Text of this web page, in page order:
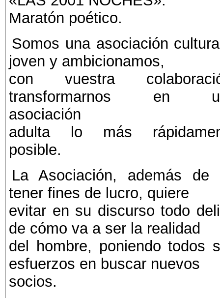
Maratón poético.
Somos una asociación
joven y ambicionamos,
con vuestra
transformarnos en
asociación
adulta lo más
posible.
La Asociación, además de
tener fines de lucro, quiere
evitar en su discurso todo
de cómo va a ser la realidad
del hombre, poniendo todos
esfuerzos en buscar nuevos
socios.